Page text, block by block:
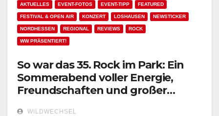
AKTUELLES EVENT-FOTOS EVENT-TIPP FEATURED
FESTIVAL & OPEN AIR KONZERT LOSHAUSEN NEWSTICKER
NORDHESSEN REGIONAL REVIEWS ROCK
WW PRÄSENTIERT!
So war das 35. Rock im Park: Ein
Sommerabend voller Energie,
Freundschaften und großer
WILDWECHSEL